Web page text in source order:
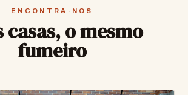
ENCONTRA-NOS
casas, o mesmo
fumeiro